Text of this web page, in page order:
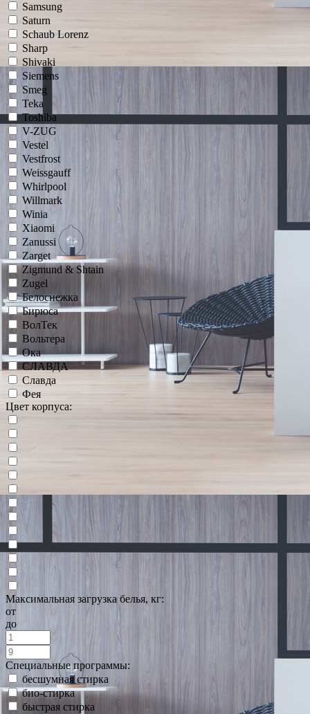
Samsung
Saturn
Schaub Lorenz
Sharp
Shivaki
Siemens
Smeg
Teka
Toshiba
V-ZUG
Vestel
Vestfrost
Weissgauff
Whirlpool
Willmark
Winia
Xiaomi
Zanussi
Zarget
Zigmund & Shtain
Zugel
Белоснежка
Бирюса
ВолТек
Вольтера
Ока
СЛАВДА
Славда
Фея
Цвет корпуса:
Максимальная загрузка белья, кг:
от
до
Специальные программы:
бесшумная стирка
био-стирка
быстрая стирка